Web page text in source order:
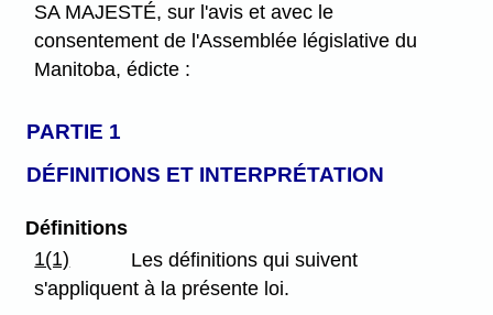
SA MAJESTÉ, sur l'avis et avec le
consentement de l'Assemblée législative du
Manitoba, édicte :
PARTIE 1
DÉFINITIONS ET INTERPRÉTATION
Définitions
1(1)
Les définitions qui suivent
s'appliquent à la présente loi.